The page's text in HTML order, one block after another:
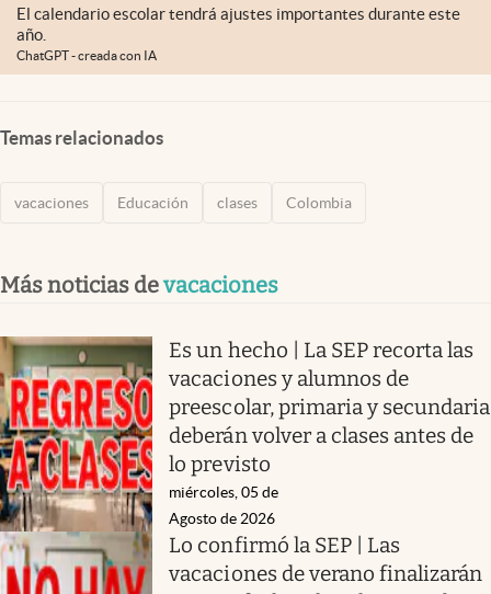
El calendario escolar tendrá ajustes importantes durante este
año.
ChatGPT - creada con IA
Temas relacionados
vacaciones Educación clases Colombia
Más noticias devacaciones
Es un hecho | La SEP recorta las
vacaciones y alumnos de
preescolar, primaria y secundaria
deberán volver a clases antes de
lo previsto
miércoles, 05 de
Agosto de 2026
Lo confirmó la SEP | Las
vacaciones de verano finalizarán